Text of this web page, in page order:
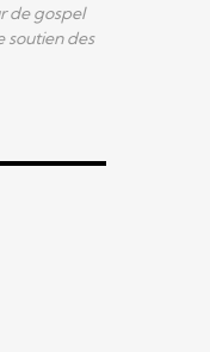
de gospel
soutien des